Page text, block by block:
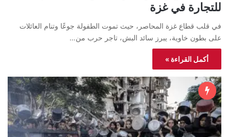
للتجارة في غزة
في قلب قطاع غزة المحاصر، حيث تموت الطفولة جوعًا وتنام العائلات
على بطون خاوية، يبرز سائد البش، تاجر حرب من…
أكمل القراءة »